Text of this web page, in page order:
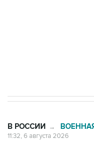
В РОССИИ →
11:32, 6 августа 2026